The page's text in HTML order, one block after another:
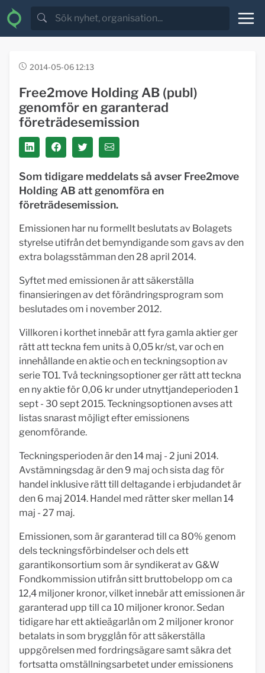
2014-05-06 12:13
Free2move Holding AB (publ)
genomför en garanterad
företrädesemission
Som tidigare meddelats så avser Free2move
Holding AB att genomföra en
företrädesemission.
Emissionen har nu formellt beslutats av Bolagets
styrelse utifrån det bemyndigande som gavs av den
extra bolagsstämman den 28 april 2014.
Syftet med emissionen är att säkerställa
finansieringen av det förändringsprogram som
beslutades om i november 2012.
Villkoren i korthet innebär att fyra gamla aktier ger
rätt att teckna fem units à 0,05 kr/st, var och en
innehållande en aktie och en teckningsoption av
serie TO1. Två teckningsoptioner ger rätt att teckna
en ny aktie för 0,06 kr under utnyttjandeperioden 1
sept - 30 sept 2015. Teckningsoptionen avses att
listas snarast möjligt efter emissionens
genomförande.
Teckningsperioden är den 14 maj - 2 juni 2014.
Avstämningsdag är den 9 maj och sista dag för
handel inklusive rätt till deltagande i erbjudandet är
den 6 maj 2014. Handel med rätter sker mellan 14
maj - 27 maj.
Emissionen, som är garanterad till ca 80% genom
dels teckningsförbindelser och dels ett
garantikonsortium som är syndikerat av G&W
Fondkommission utifrån sitt bruttobelopp om ca
12,4 miljoner kronor, vilket innebär att emissionen är
garanterad upp till ca 10 miljoner kronor. Sedan
tidigare har ett aktieägarlån om 2 miljoner kronor
betalats in som brygglån för att säkerställa
uppgörelsen med fordringsägare samt säkra det
fortsatta omställningsarbetet under emissionens